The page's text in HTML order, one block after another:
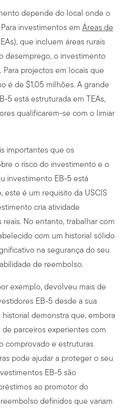
depende do local onde o
investimentos em Áreas de
que incluem áreas rurais
desemprego, o investimento
projectos em locais que
é de $1,05 milhões. A grande
5 está estruturada em TEAs,
qualificarem-se com o limiar
importantes que os
o risco do investimento e o
investimento EB-5 está
este é um requisito da USCIS
cria atividade
No entanto, trabalhar com
com um historial sólido
na segurança do seu
de reembolso.
exemplo, devolveu mais de
EB-5 desde a sua
historial demonstra que, embora
de parceiros experientes com
comprovado e estruturas
pode ajudar a proteger o seu
EB-5 são
ao promotor do
definidos que variam